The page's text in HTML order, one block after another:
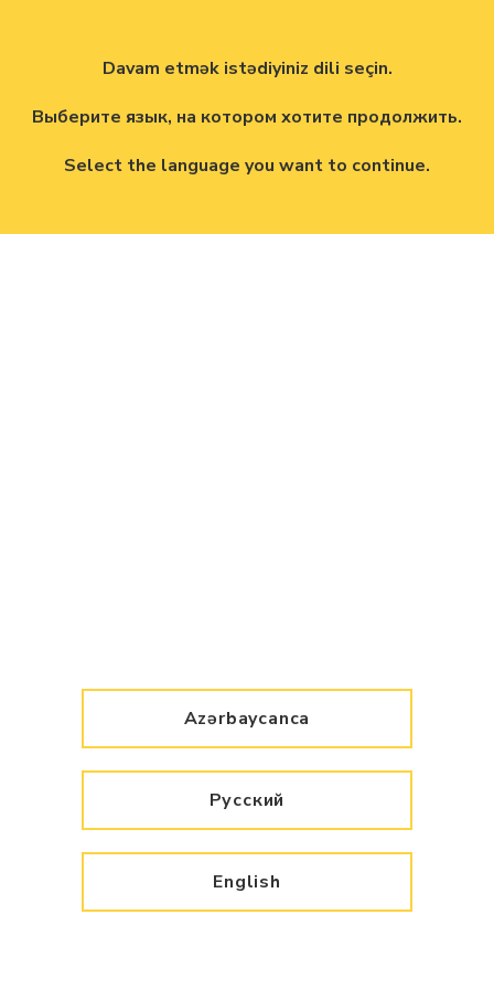
Davam etmək istədiyiniz dili seçin.
Выберите язык, на котором хотите продолжить.
Select the language you want to continue.
Azərbaycanca
Русский
English